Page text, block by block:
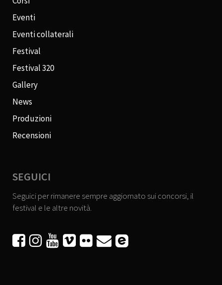
Eventi
Eventi collaterali
Festival
Festival 320
Gallery
News
Produzioni
Recensioni
SEGUICI
Seguici per rimanere sempre aggiornato sui concorsi, il
festival e le altre novità.
     